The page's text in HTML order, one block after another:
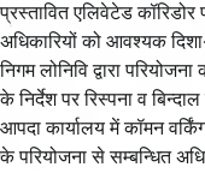
प्रस्तावित एलिवेटेड
अधिकारियों को आवश्यक दिशा-
निगम लोनिवि द्वारा
के निर्देश पर रिस्पना व
आपदा कार्यालय में कॉमन
के परियोजना से सम्बन्धित